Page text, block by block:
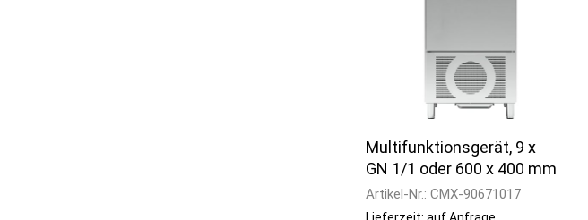
Multifunktionsgerät, 9 x
GN 1/1 oder 600 x 400 mm
Artikel-Nr.: CMX-90671017